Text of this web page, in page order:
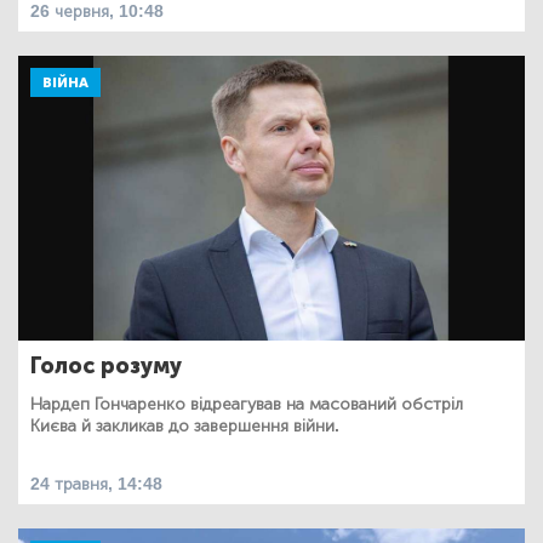
26 червня, 10:48
ВІЙНА
Голос розуму
Нардеп Гончаренко відреагував на масований обстріл
Києва й закликав до завершення війни.
24 травня, 14:48